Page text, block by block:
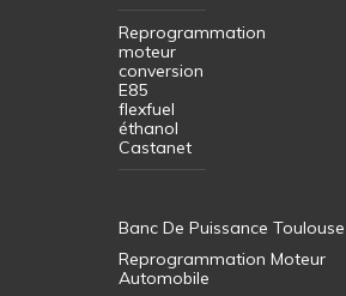
Reprogrammation
moteur
conversion
E85
flexfuel
éthanol
Castanet
Banc De Puissance Toulouse
Reprogrammation Moteur
Automobile